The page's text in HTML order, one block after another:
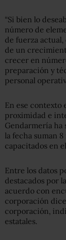
“Si bien lo
número de
de fuerza
de un
crecer en
preparación y
personal
En ese contexto
proximidad e
Gendarmería ha
la fecha suman
capacitados en
Entre los datos
destacados por
acuerdo con
corporación
corporación,
estatales.